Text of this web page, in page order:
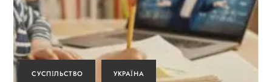
СУСПІЛЬСТВО УКРАЇНА